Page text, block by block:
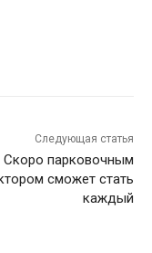
Следующая статья
Скоро парковочным
сможет стать
каждый